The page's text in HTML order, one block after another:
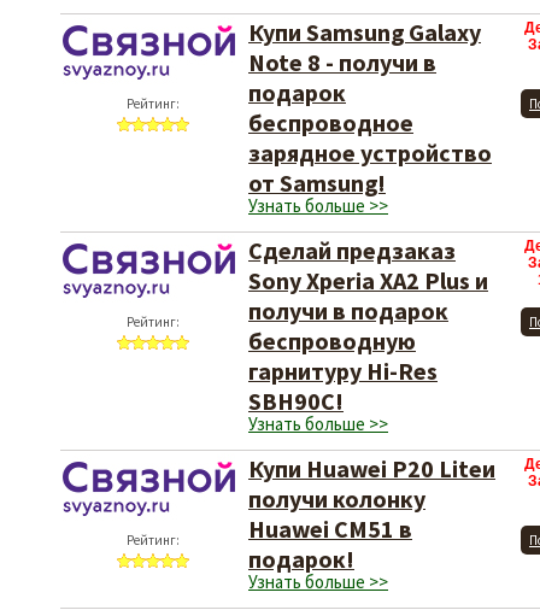
Рейтинг:
Купи Samsung Galaxy
Note 8 - получи в
подарок
беспроводное
зарядное устройство
от Samsung!
Узнать больше >>
Рейтинг:
Сделай предзаказ
Sony Xperia XA2 Plus и
получи в подарок
беспроводную
гарнитуру Hi-Res
SBH90C!
Узнать больше >>
Рейтинг:
Купи Huawei P20 Liteи
получи колонку
Huawei CM51 в
подарок!
Узнать больше >>